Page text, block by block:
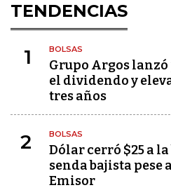
TENDENCIAS
1 BOLSAS
Grupo Argos
el dividendo y
tres años
2 BOLSAS
Dólar cerró $25 a
senda bajista pese
Emisor